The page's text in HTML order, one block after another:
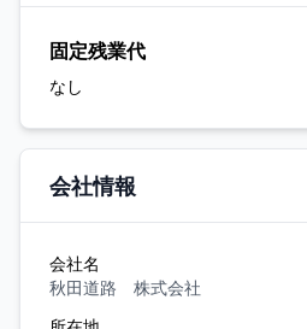
固定残業代
なし
会社情報
会社名
秋田道路 株式会社